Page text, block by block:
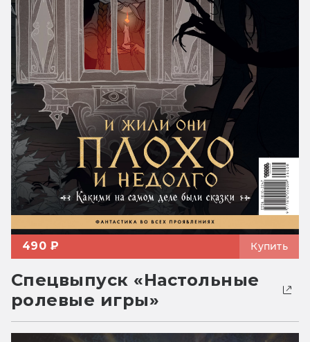
490 ₽ Купить
Спецвыпуск «Настольные
ролевые игры»